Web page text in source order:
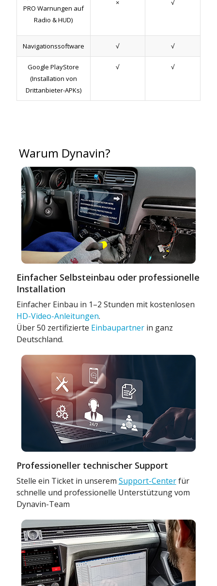
PRO Warnungen auf
Radio & HUD)
× √
Navigationssoftware √ √
Google PlayStore
(Installation von
Drittanbieter-APKs)
√ √
Warum Dynavin?
Einfacher Selbsteinbau oder professionelle
Installation
Einfacher Einbau in 1–2 Stunden mit kostenlosen
HD-Video-Anleitungen.
Über 50 zertifizierte Einbaupartnerin ganz
Deutschland.
Professioneller technischer Support
Stelle ein Ticket in unserem Support-Centerfür
schnelle und professionelle Unterstützung vom
Dynavin-Team